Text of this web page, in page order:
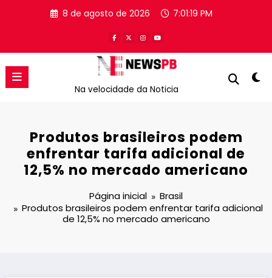
8 de agosto de 2026 7:01:20 PM
Na velocidade da Noticia
Produtos brasileiros podem
enfrentar tarifa adicional de
12,5% no mercado americano
Página inicial
Brasil
Produtos brasileiros podem enfrentar tarifa adicional
de 12,5% no mercado americano